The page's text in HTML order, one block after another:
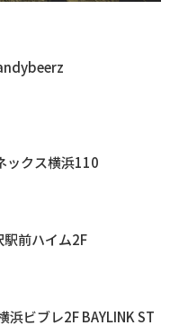
ックス横浜110
前ハイム2F
ビブレ2F BAYLINK ST